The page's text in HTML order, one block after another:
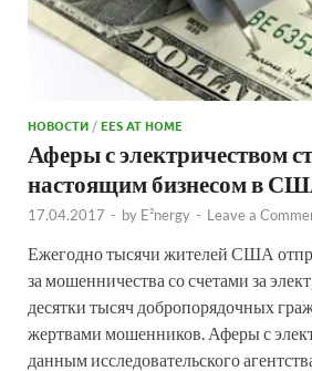
НОВОСТИ /EES AT HOME
Аферы с электричеством
настоящим бизнесом в
17.04.2017 - by E²nergy - Leave a
Ежегодно тысячи жителей США
за мошенничества со счетами за
десятки тысяч добропорядочных
жертвами мошенников. Аферы с
данным исследовательского